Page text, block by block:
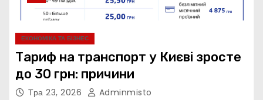
ЕКОНОМІКА ТА БІЗНЕС
Тариф на транспорт у Києві зросте
до 30 грн: причини
Тра 23, 2026 Adminmisto